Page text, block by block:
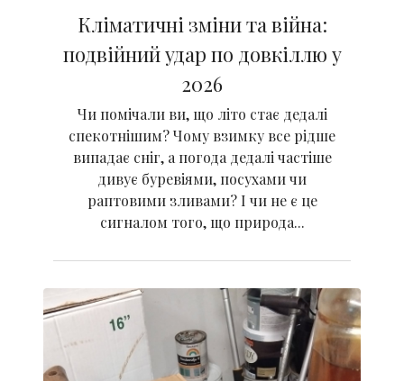
Кліматичні зміни та війна:
подвійний удар по довкіллю у
2026
Чи помічали ви, що літо стає дедалі
спекотнішим? Чому взимку все рідше
випадає сніг, а погода дедалі частіше
дивує буревіями, посухами чи
раптовими зливами? І чи не є це
сигналом того, що природа...